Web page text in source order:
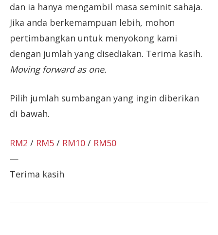
dan ia hanya mengambil masa seminit sahaja.
Jika anda berkemampuan lebih, mohon
pertimbangkan untuk menyokong kami
dengan jumlah yang disediakan. Terima kasih.
Moving forward as one.
Pilih jumlah sumbangan yang ingin diberikan
di bawah.
RM2 / RM5 / RM10 / RM50
—
Terima kasih